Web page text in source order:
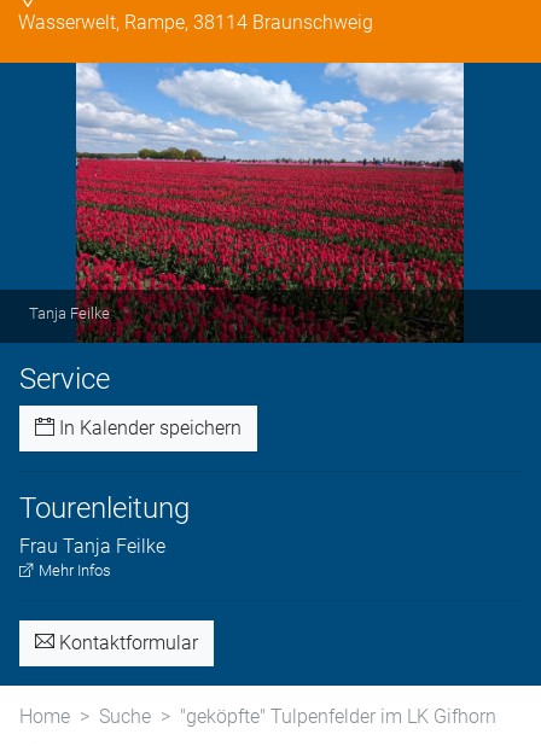
Wasserwelt, Rampe, 38114 Braunschweig
Tanja Feilke
Service
In Kalender speichern
Tourenleitung
Frau Tanja Feilke
Mehr Infos
Kontaktformular
Home Suche
"geköpfte" Tulpenfelder im LK Gifhorn